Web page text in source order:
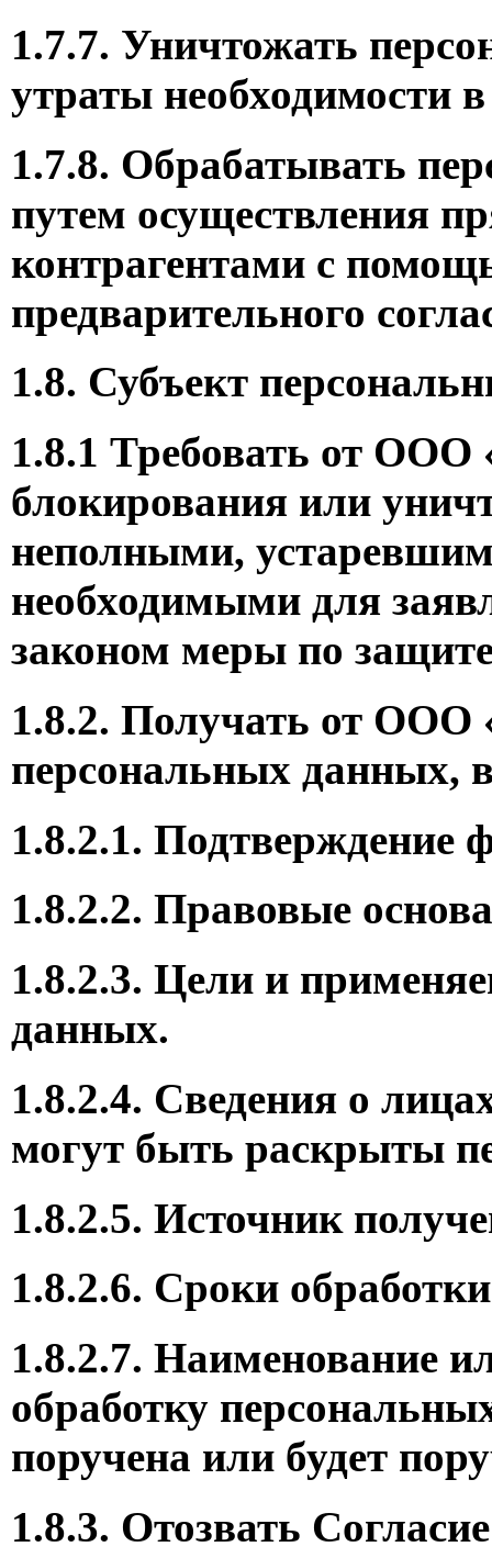
1.7.7. Уничтожать
утраты необходимости
1.7.8. Обрабатывать
путем осуществления
контрагентами с
предварительного
1.8. Субъект
1.8.1 Требовать от
блокирования или
неполными,
необходимыми для
законом меры по
1.8.2. Получать от
персональных данных,
1.8.2.1.
1.8.2.2. Правовые
1.8.2.3. Цели и
данных.
1.8.2.4. Сведения о
могут быть раскрыты
1.8.2.5. Источник
1.8.2.6. Сроки
1.8.2.7. Наименование
обработку
поручена или будет
1.8.3. Отозвать